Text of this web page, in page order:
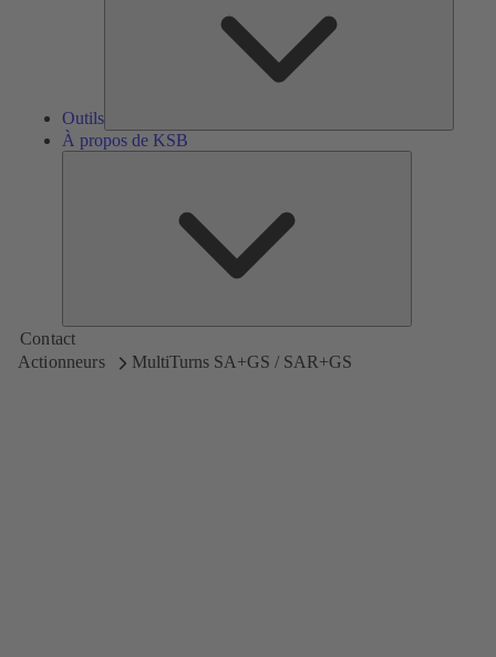
Outils
À propos de KSB
Contact
Actionneurs
MultiTurns SA+GS / SAR+GS